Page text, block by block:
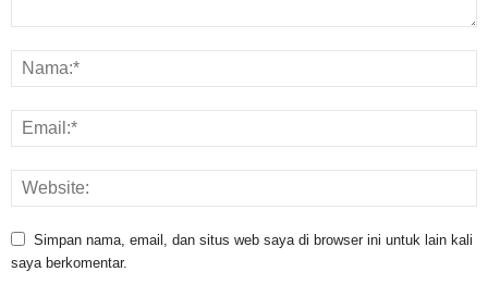
Simpan nama, email, dan situs web saya di browser ini untuk lain kali
saya berkomentar.